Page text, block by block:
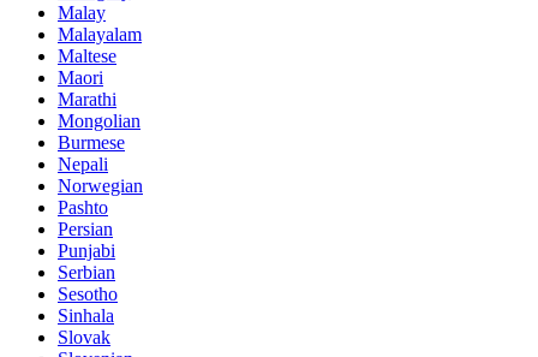
Malay
Malayalam
Maltese
Maori
Marathi
Mongolian
Burmese
Nepali
Norwegian
Pashto
Persian
Punjabi
Serbian
Sesotho
Sinhala
Slovak